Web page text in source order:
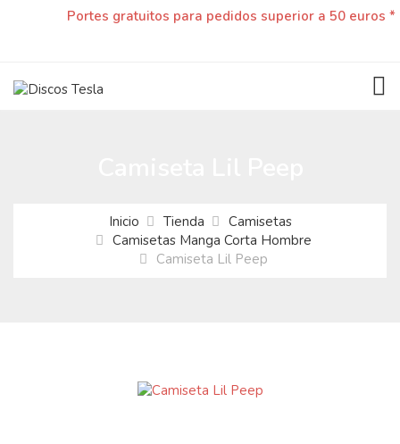
Portes gratuitos para pedidos superior a 50 euros *
Inicio Tienda
Camisetas
Camisetas Manga Corta Hombre
Camiseta Lil Peep